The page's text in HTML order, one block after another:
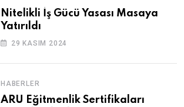
Nitelikli İş Gücü Yasası Masaya
Yatırıldı
29 KASIM 2024
HABERLER
ARU Eğitmenlik Sertifikaları